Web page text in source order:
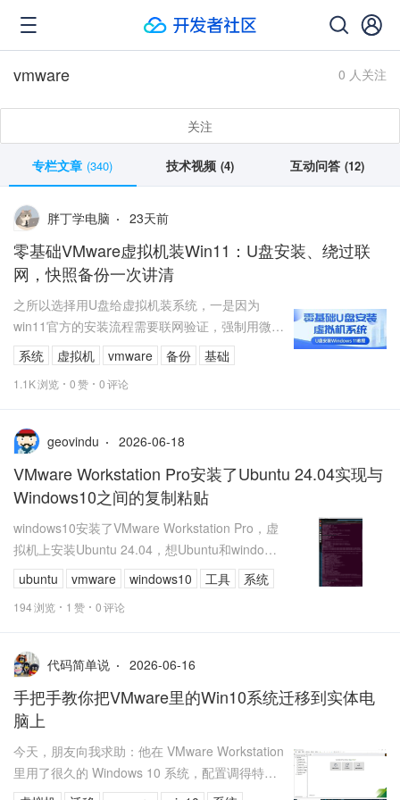
0 人关注
vmware
关注
专栏文章 (340) 技术视频 (4) 互动问答 (12)
胖丁学电脑 23天前
零基础VMware虚拟机装Win11：U盘安装、绕过联
网，快照备份一次讲清
之所以选择用U盘给虚拟机装系统，一是因为
win11官方的安装流程需要联网验证，强制用微软
账户登录，非常麻烦和耗时间，U盘可以绕过这个
步骤。二是因为U盘装系统几乎...
系统 虚拟机 vmware 备份 基础
1.1K浏览 0赞 0评论
geovindu 2026-06-18
VMware Workstation Pro安装了Ubuntu 24.04实现与
Windows10之间的复制粘贴
windows10安装了VMware Workstation Pro，虚
拟机上安装Ubuntu 24.04，想Ubuntu和windows
之间实现复制粘贴，便于...
ubuntu vmware windows10 工具 系统
194浏览 1 赞 0评论
代码简单说 2026-06-16
手把手教你把VMware里的Win10系统迁移到实体电
脑上
今天，朋友向我求助：他在 VMware Workstation
里用了很久的 Windows 10 系统，配置调得特别
舒服，安装了一堆软件，现在想直接迁移到实